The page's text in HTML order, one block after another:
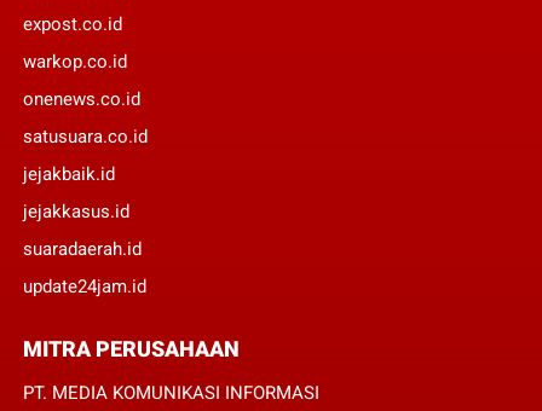
expost.co.id
warkop.co.id
onenews.co.id
satusuara.co.id
jejakbaik.id
jejakkasus.id
suaradaerah.id
update24jam.id
MITRA PERUSAHAAN
PT. MEDIA KOMUNIKASI INFORMASI